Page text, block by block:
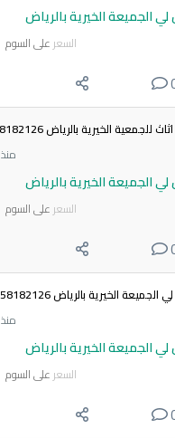
الجميعة الخيرية بالرياض
السعر على السوم
للجمعية الخيرية بالرياض 0558182126
منذ 3 دقائق
الجميعة الخيرية بالرياض
السعر على السوم
الخيرية بالرياض 0558182126
منذ 7 دقائق
الجميعة الخيرية بالرياض
السعر على السوم